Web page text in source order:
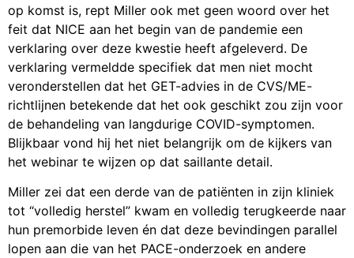
op komst is, rept Miller ook met geen woord over het
feit dat NICE aan het begin van de pandemie een
verklaring over deze kwestie heeft afgeleverd. De
verklaring vermeldde specifiek dat men niet mocht
veronderstellen dat het GET-advies in de CVS/ME-
richtlijnen betekende dat het ook geschikt zou zijn voor
de behandeling van langdurige COVID-symptomen.
Blijkbaar vond hij het niet belangrijk om de kijkers van
het webinar te wijzen op dat saillante detail.
Miller zei dat een derde van de patiënten in zijn kliniek
tot “volledig herstel” kwam en volledig terugkeerde naar
hun premorbide leven én dat deze bevindingen parallel
lopen aan die van het PACE-onderzoek en andere